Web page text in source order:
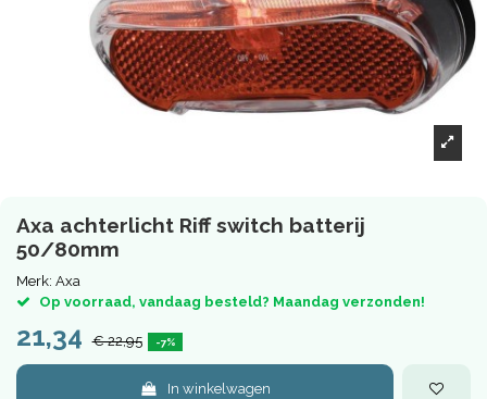
Axa achterlicht Riff switch batterij
50/80mm
Merk: Axa
Op voorraad, vandaag besteld? Maandag verzonden!
21,34 € 22,95 -7%
In winkelwagen